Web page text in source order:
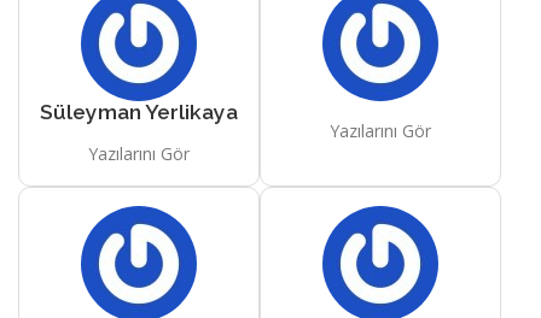
Süleyman Yerlikaya
Yazılarını Gör
Yazılarını Gör